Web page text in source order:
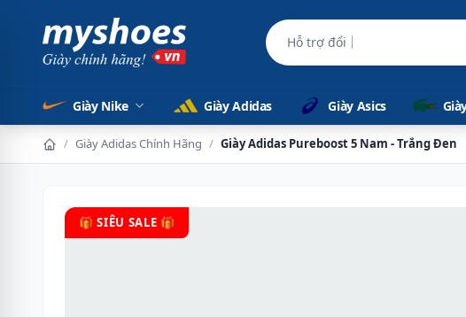
Hỗ trợ đổi hàng dễ dàng
Giày Nike Giày Adidas Giày Asics
/ Giày Adidas Chính Hãng / Giày Adidas Pureboost 5 Nam - Trắng Đen
🎁 SIÊU SALE 🎁